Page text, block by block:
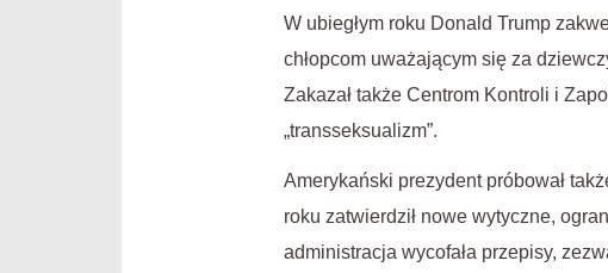
W ubiegłym roku Donald Trump
chłopcom uważającym się za
Zakazał także Centrom Kontroli i
„transseksualizm”.
Amerykański prezydent próbował
roku zatwierdził nowe wytyczne,
administracja wycofała przepisy,